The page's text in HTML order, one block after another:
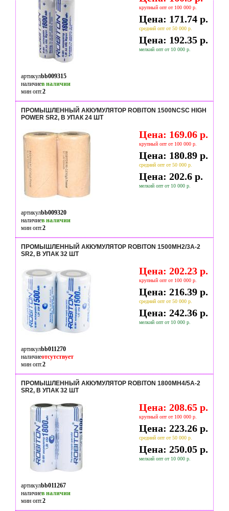
крупный опт от 100 000 р.
Цена: 171.74 р.
средний опт от 50 000 р.
Цена: 192.35 р.
мелкий опт от 10 000 р.
артикулbb009315
наличиев наличии
мин опт.2
ПРОМЫШЛЕННЫЙ АККУМУЛЯТОР ROBITON 1500NCSC HIGH
POWER SR2, В УПАК 24 ШТ
Цена: 169.06 р.
крупный опт от 100 000 р.
Цена: 180.89 р.
средний опт от 50 000 р.
Цена: 202.6 р.
мелкий опт от 10 000 р.
артикулbb009320
наличиев наличии
мин опт.2
ПРОМЫШЛЕННЫЙ АККУМУЛЯТОР ROBITON 1500MH2/3A-2
SR2, В УПАК 32 ШТ
Цена: 202.23 р.
крупный опт от 100 000 р.
Цена: 216.39 р.
средний опт от 50 000 р.
Цена: 242.36 р.
мелкий опт от 10 000 р.
артикулbb011270
наличиеотсутствует
мин опт.2
ПРОМЫШЛЕННЫЙ АККУМУЛЯТОР ROBITON 1800MH4/5A-2
SR2, В УПАК 32 ШТ
Цена: 208.65 р.
крупный опт от 100 000 р.
Цена: 223.26 р.
средний опт от 50 000 р.
Цена: 250.05 р.
мелкий опт от 10 000 р.
артикулbb011267
наличиев наличии
мин опт.2